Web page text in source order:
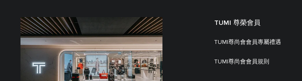
TUMI 尊榮會員
TUMI尊尚會會員專屬禮遇
TUMI尊尚會會員規則